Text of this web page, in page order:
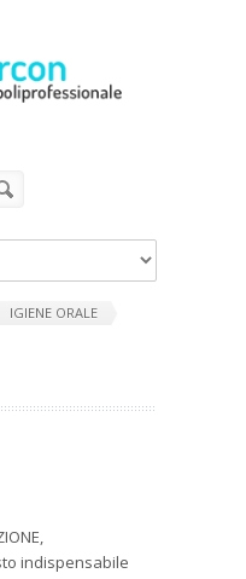
IGIENE ORALE
indispensabile